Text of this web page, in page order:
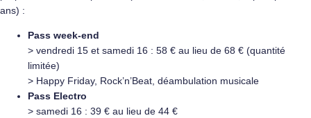
ans) :
Pass week-end
> vendredi 15 et samedi 16 : 58 € au lieu de 68 € (quantité
limitée)
> Happy Friday, Rock’n’Beat, déambulation musicale
Pass Electro
> samedi 16 : 39 € au lieu de 44 €